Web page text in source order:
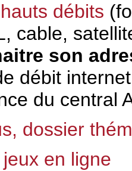
débits
cable,
son
débit
du central
dossier
en ligne